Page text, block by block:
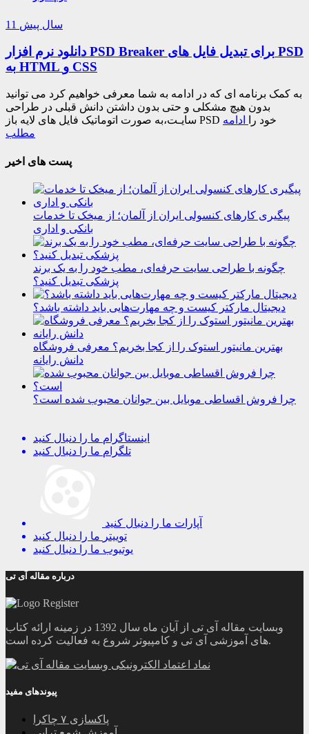
11 سال پیش
دانلود نرم افزار PSD Breaker برای تبدیل فایل های PSD
به HTML و CSS
به کمک برنامه ای که در ادامه به شما معرفی خواهیم کرد می توانید
بدون هیچ مشکلی و حتی بدون داشتن دانش قبلی در طراحی
سایـت،به صورت اتوماتیک فایل های لایه باز PSD خود را
ادامه
مطلب
پست های اخیر
پیگیری کارهای کنسولی ایران از آلمان؛ از میخک تا خدمات
بانکی و اداری
چگونه با طراحی سایت حرفه‌ای، مطب خود را به یک برند
پزشکی تبدیل کنید؟
دیجیتال مارکتر کیست و چه مهارت‌هایی باید داشته باشد؟
بهترین مانیتور استوک را از کجا بخریم؟ معرفی فروشگاه
دانش رایانه
چرا فروش اقساطی موبایل بین جوانان محبوب شده است؟
اینستاگرام ما را دنبال کنید
تلگرام ما را دنبال کنید
آپارات ما را دنبال کنید
توییتر ما را دنبال کنید
یوتیوب ما را دنبال کنید
درباره مقاله آی تی
وبسایت مقاله آی تی از آبان ماه سال 1392 در زمینه ارائه کتاب
های آموزشی آی تی و کامپیوتر شروع به فعالیت کرده است.
پیوندهای مفید
پاکسازی ۷ چاکرا